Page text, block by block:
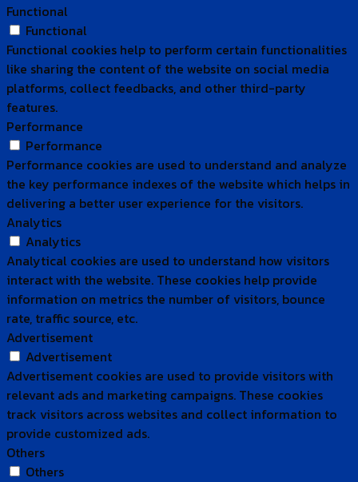
Functional
Functional
Functional cookies help to perform certain functionalities
like sharing the content of the website on social media
platforms, collect feedbacks, and other third-party
features.
Performance
Performance
Performance cookies are used to understand and analyze
the key performance indexes of the website which helps in
delivering a better user experience for the visitors.
Analytics
Analytics
Analytical cookies are used to understand how visitors
interact with the website. These cookies help provide
information on metrics the number of visitors, bounce
rate, traffic source, etc.
Advertisement
Advertisement
Advertisement cookies are used to provide visitors with
relevant ads and marketing campaigns. These cookies
track visitors across websites and collect information to
provide customized ads.
Others
Others